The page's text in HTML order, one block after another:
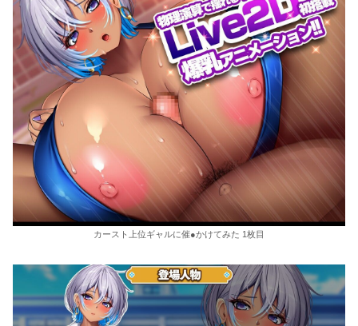
カースト上位ギャルに催●かけてみた 1枚目